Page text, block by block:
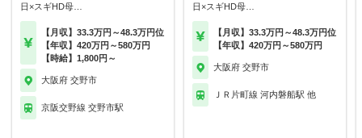
日×スギHD母…
【月収】33.3万円～48.3万円位
【年収】420万円～580万円
【時給】1,800円～
大阪府 交野市
京阪交野線 交野市駅
日×スギHD母…
【月収】33.3万円～48.3万円位
【年収】420万円～580万円
大阪府 交野市
ＪＲ片町線 河内磐船駅 他